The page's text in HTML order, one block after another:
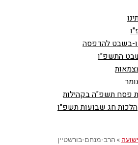
בשבט להדפסה
התשפ"ו
פסח תשפ"ה בקהילות
הלכות חג שבועות תשפ"ו
» הרב-מנחם-בורשטיין